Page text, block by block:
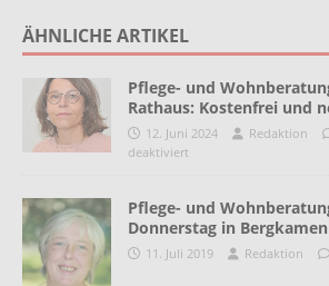
ÄHNLICHE ARTIKEL
Pflege- und
Rathaus: Kostenfrei und
12. Juni 2024 Redaktion
deaktiviert
Pflege- und
Donnerstag in Bergkamen
11. Juli 2019 Redaktion